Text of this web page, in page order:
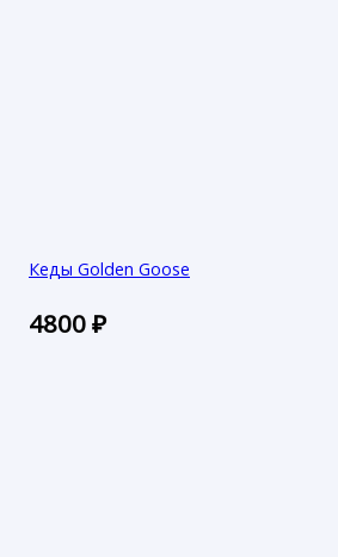
Кеды Golden Goose
4800₽